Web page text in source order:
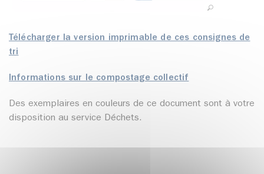
Télécharger la version imprimable de ces consignes de
tri
Informations sur le compostage collectif
Des exemplaires en couleurs de ce document sont à votre
disposition au service Déchets.